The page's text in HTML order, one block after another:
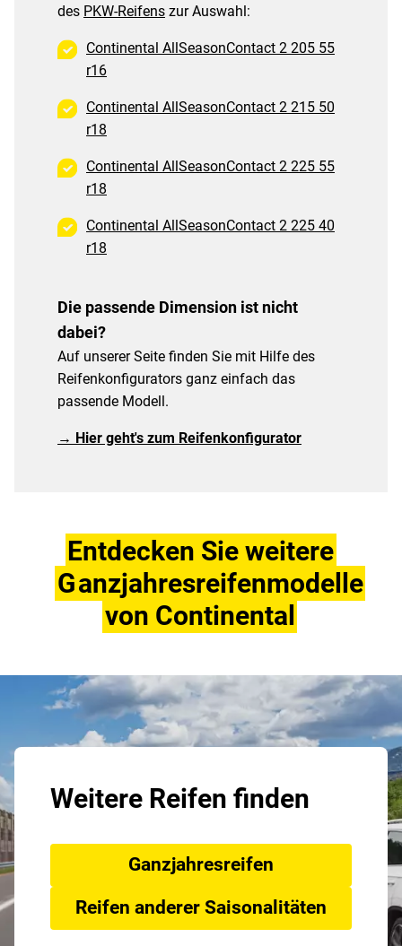
des PKW-Reifens zur Auswahl:
Continental AllSeasonContact 2 205 55
r16
Continental AllSeasonContact 2 215 50
r18
Continental AllSeasonContact 2 225 55
r18
Continental AllSeasonContact 2 225 40
r18
Die passende Dimension ist nicht
dabei?
Auf unserer Seite finden Sie mit Hilfe des
Reifenkonfigurators ganz einfach das
passende Modell.
→ Hier geht's zum Reifenkonfigurator
Entdecken Sie weitere
Ganzjahresreifenmodelle
von Continental
Weitere Reifen finden
Ganzjahresreifen
Reifen anderer Saisonalitäten